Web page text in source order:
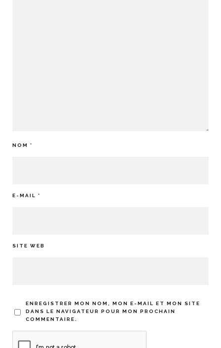
NOM *
E-MAIL *
SITE WEB
ENREGISTRER MON NOM, MON E-MAIL ET MON SITE
DANS LE NAVIGATEUR POUR MON PROCHAIN
COMMENTAIRE.